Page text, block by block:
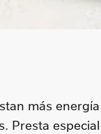
más
Presta